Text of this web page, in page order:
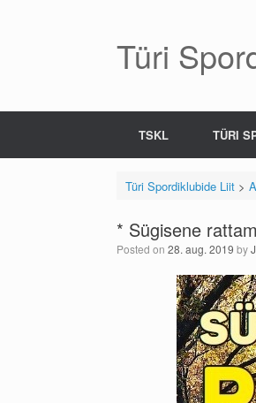
Türi
TSKL TÜRI
Türi Spordiklubide Liit>
* Sügisene
Posted on 28. aug. 2019 by